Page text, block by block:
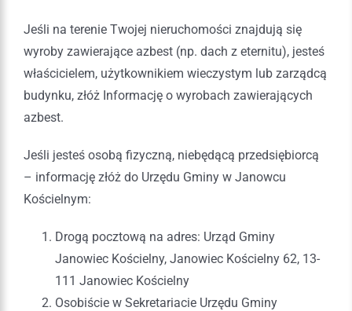
Jeśli na terenie Twojej nieruchomości znajdują się
wyroby zawierające azbest (np. dach z eternitu), jesteś
właścicielem, użytkownikiem wieczystym lub zarządcą
budynku, złóż Informację o wyrobach zawierających
azbest.
Jeśli jesteś osobą fizyczną, niebędącą przedsiębiorcą
– informację złóż do Urzędu Gminy w Janowcu
Kościelnym:
Drogą pocztową na adres: Urząd Gminy
Janowiec Kościelny, Janowiec Kościelny 62, 13-
111 Janowiec Kościelny
Osobiście w Sekretariacie Urzędu Gminy